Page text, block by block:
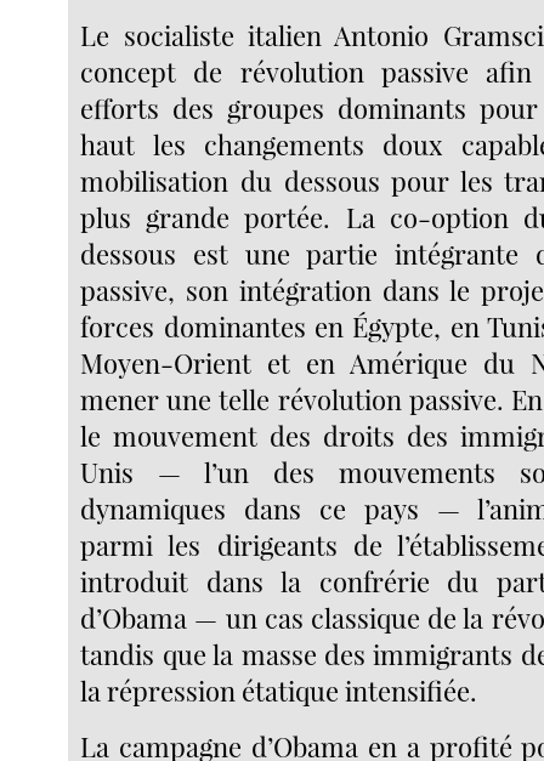
Le socialiste italien Antonio
concept de révolution passive
efforts des groupes dominants pour
haut les changements doux
mobilisation du dessous pour les
plus grande portée. La co-option
dessous est une partie intégrante
passive, son intégration dans le
forces dominantes en Égypte, en
Moyen-Orient et en Amérique du
mener une telle révolution passive.
le mouvement des droits des
Unis — l’un des mouvements
dynamiques dans ce pays —
parmi les dirigeants de
introduit dans la confrérie du
d’Obama — un cas classique de la
tandis que la masse des immigrants
la répression étatique intensifiée.
La campagne d’Obama en a profité